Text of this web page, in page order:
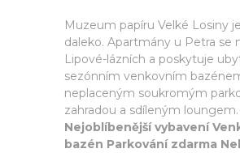
Muzeum papíru Velké Losiny
daleko. Apartmány u Petra se
Lipové-lázních a poskytuje
sezónním venkovním
neplaceným soukromým
zahradou a sdíleným loungem.
Nejoblíbenější vybavení
bazén Parkování zdarma